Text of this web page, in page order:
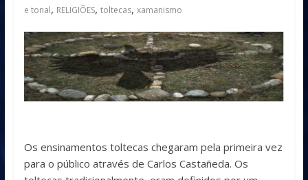
e tonal, RELIGIÕES, toltecas, xamanismo
Os ensinamentos toltecas chegaram pela primeira vez
para o público através de Carlos Castañeda. Os